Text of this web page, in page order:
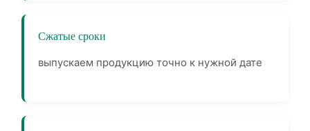
Сжатые сроки
выпускаем продукцию точно к нужной дате